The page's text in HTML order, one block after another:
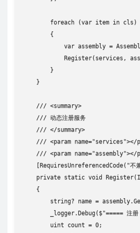
        foreach (var item in cls)
        {
var assembly =
Register(services,
        }
    }
    /// <summary>
    /// 动态注册服务
    /// </summary>
/// <param name="services"></
/// <param name="assembly"></
[RequiresUnreferencedCode("不
private static void
    {
string? name =
_logger.Debug($"===== 注册
        uint count = 0;